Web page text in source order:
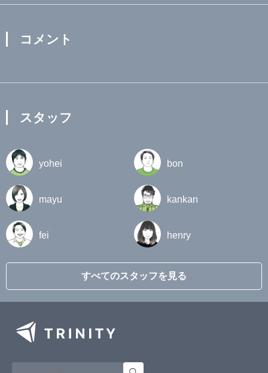
コメント
スタッフ
yohei bon
mayu kankan
fei henry
すべてのスタッフを見る